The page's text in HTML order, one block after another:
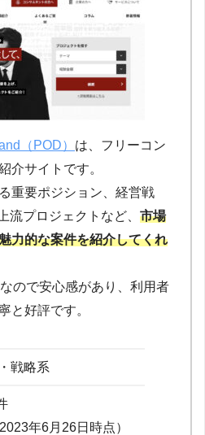
（POD） は、フリーコン
介サイトです。
重要ポジション、経営戦
流プロジェクトなど、 市場
力的な案件を紹介してくれ
ので安心感があり、利用者
と好評です。
戦略系
年6月26日時点）